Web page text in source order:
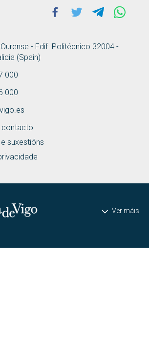
- Edif. Politécnico 32004 -
(Spain)
000
000
contacto
suxestións
Facebook
Twitter Telegram
de Vigo Ver máis